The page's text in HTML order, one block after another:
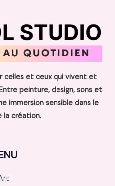
celles et ceux qui vivent et
peinture, design, sons et
immersion sensible dans le
la création.